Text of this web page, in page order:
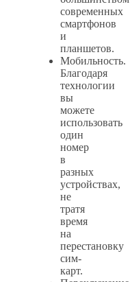
современных
смартфонов
и
планшетов.
Мобильность.
Благодаря
технологии
вы
можете
использовать
один
номер
в
разных
устройствах,
не
тратя
время
на
перестановку
сим-
карт.